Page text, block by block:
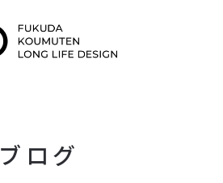
ブログ